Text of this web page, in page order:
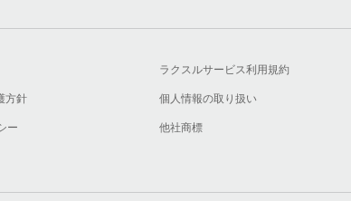
ラクスルサービス利用規約
方針 個人情報の取り扱い
ー 他社商標